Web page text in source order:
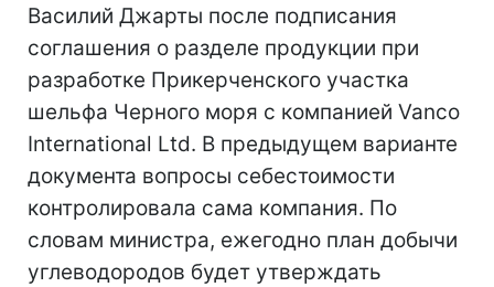
Василий Джарты после подписания
соглашения о разделе продукции при
разработке Прикерченского участка
шельфа Черного моря с компанией Vanco
International Ltd. В предыдущем варианте
документа вопросы себестоимости
контролировала сама компания. По
словам министра, ежегодно план добычи
углеводородов будет утверждать